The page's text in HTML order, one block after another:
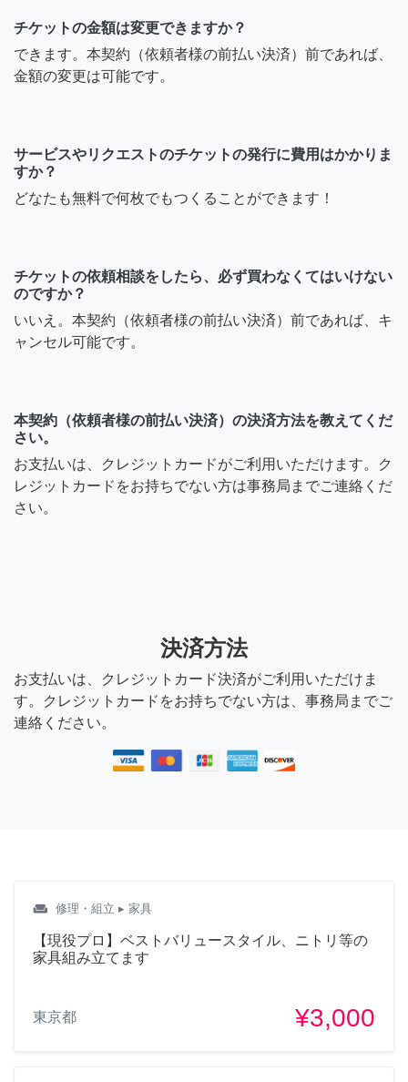
チケットの金額は変更できますか？
できます。本契約（依頼者様の前払い決済）前であれば、
金額の変更は可能です。
サービスやリクエストのチケットの発行に費用はかかりま
すか？
どなたも無料で何枚でもつくることができます！
チケットの依頼相談をしたら、必ず買わなくてはいけない
のですか？
いいえ。本契約（依頼者様の前払い決済）前であれば、キ
ャンセル可能です。
本契約（依頼者様の前払い決済）の決済方法を教えてくだ
さい。
お支払いは、クレジットカードがご利用いただけます。ク
レジットカードをお持ちでない方は事務局までご連絡くだ
さい。
決済方法
お支払いは、クレジットカード決済がご利用いただけま
す。クレジットカードをお持ちでない方は、事務局までご
連絡ください。
weekend 修理・組立 ▸ 家具
【現役プロ】ベストバリュースタイル、ニトリ等の
家具組み立てます
東京都 ¥3,000